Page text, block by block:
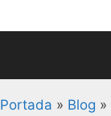
Portada » Blog »